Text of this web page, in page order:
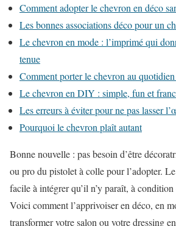
Comment adopter le chevron en déco
Les bonnes associations déco pour un
Le chevron en mode : l’imprimé qui
tenue
Comment porter le chevron au quotidien
Le chevron en DIY : simple, fun et
Les erreurs à éviter pour ne pas lasser
Pourquoi le chevron plaît autant
Bonne nouvelle : pas besoin d’être
ou pro du pistolet à colle pour l’adopter.
facile à intégrer qu’il n’y paraît, à
Voici comment l’apprivoiser en déco, en
transformer votre salon ou votre dressing